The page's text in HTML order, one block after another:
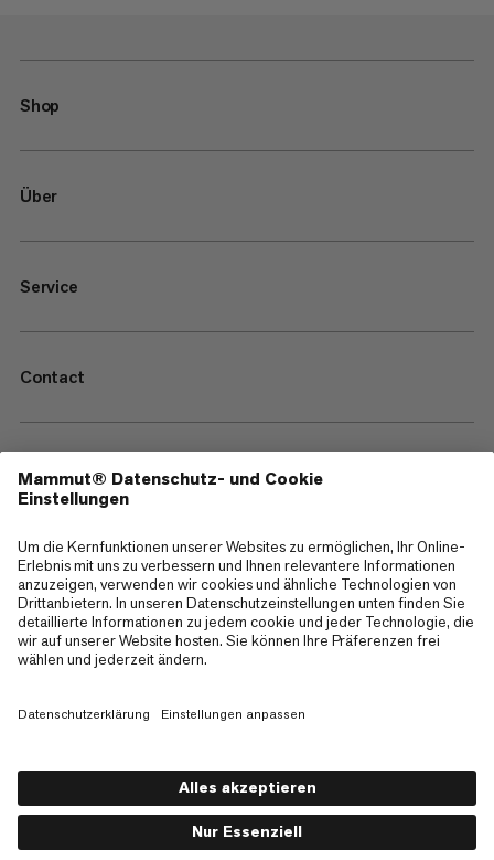
Shop
Über
Service
Contact
—
Sitemap
Cookies
Impressum